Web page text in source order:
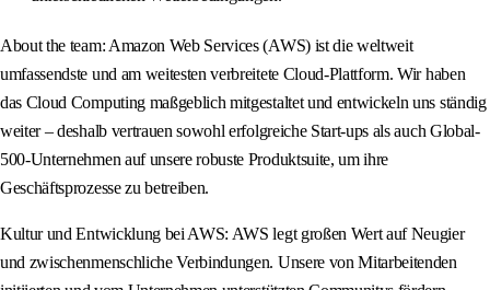
About the team: Amazon Web Services (AWS) ist die weltweit
umfassendste und am weitesten verbreitete Cloud-Plattform. Wir haben
das Cloud Computing maßgeblich mitgestaltet und entwickeln uns ständig
weiter – deshalb vertrauen sowohl erfolgreiche Start-ups als auch Global-
500-Unternehmen auf unsere robuste Produktsuite, um ihre
Geschäftsprozesse zu betreiben.
Kultur und Entwicklung bei AWS: AWS legt großen Wert auf Neugier
und zwischenmenschliche Verbindungen. Unsere von Mitarbeitenden